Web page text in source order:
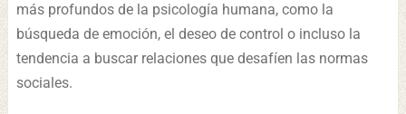
más profundos de la psicología humana, como la
búsqueda de emoción, el deseo de control o incluso la
tendencia a buscar relaciones que desafíen las normas
sociales.